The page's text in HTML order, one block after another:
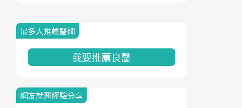
最多人推薦醫師
我要推薦良醫
網友就醫經驗分享